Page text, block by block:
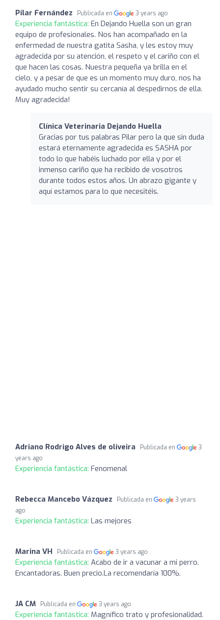
Pilar Fernández Publicada en 3 years ago
Experiencia fantástica: En Dejando Huella son un gran
equipo de profesionales. Nos han acompañado en la
enfermedad de nuestra gatita Sasha, y les estoy muy
agradecida por su atención, el respeto y el cariño con el
que hacen las cosas. Nuestra pequeña ya brilla en el
cielo, y a pesar de que es un momento muy duro, nos ha
ayudado mucho sentir su cercanía al despedirnos de ella.
Muy agradecida!
Clínica Veterinaria Dejando Huella
Gracias por tus palabras Pilar pero la que sin duda
estará eternamente agradecida es SASHA por
todo lo que habéis luchado por ella y por el
inmenso cariño que ha recibido de vosotros
durante todos estos años. Un abrazo gigante y
aquí estamos para lo que necesitéis.
Adriano Rodrigo Alves de oliveira Publicada en
3
years ago
Experiencia fantástica: Fenomenal
Rebecca Mancebo Vázquez Publicada en
3 years
ago
Experiencia fantástica: Las mejores
Marina VH Publicada en 3 years ago
Experiencia fantástica: Acabo de ir a vacunar a mi perro.
Encantadoras. Buen precio.La recomendaría 100%.
JA CM Publicada en 3 years ago
Experiencia fantástica: Magnífico trato y profesionalidad.